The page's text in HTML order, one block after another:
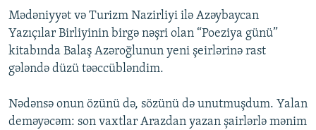
Mədəniyyət və Turizm Nazirliyi ilə Azəybaycan
Yazıçılar Birliyinin birgə nəşri olan “Poeziya günü”
kitabında Balaş Azəroğlunun yeni şeirlərinə rast
gələndə düzü təəccübləndim.
Nədənsə onun özünü də, sözünü də unutmuşdum. Yalan
deməyəcəm: son vaxtlar Arazdan yazan şairlərlə mənim